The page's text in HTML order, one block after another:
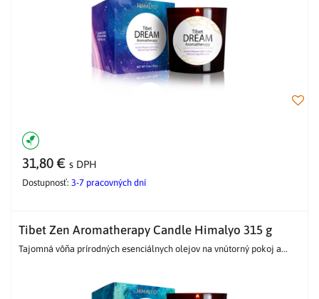
31,80 € s DPH
Dostupnosť: 3-7 pracovných dní
Tibet Zen Aromatherapy Candle Himalyo 315 g
Tajomná vôňa prírodných esenciálnych olejov na vnútorný pokoj a...